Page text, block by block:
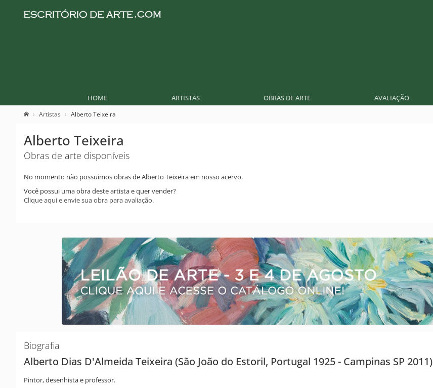
HOME ARTISTAS OBRAS DE ARTE AVALIAÇÃO
Artistas Alberto Teixeira
Alberto Teixeira
Obras de arte disponíveis
No momento não possuimos obras de Alberto Teixeira em nosso acervo.
Você possui uma obra deste artista e quer vender?
Clique aqui e envie sua obra para avaliação.
Biografia
Alberto Dias D'Almeida Teixeira (São João do Estoril, Portugal 1925 - Campinas SP 2011)
Pintor, desenhista e professor.